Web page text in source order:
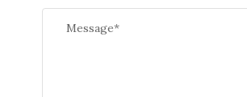
Message*